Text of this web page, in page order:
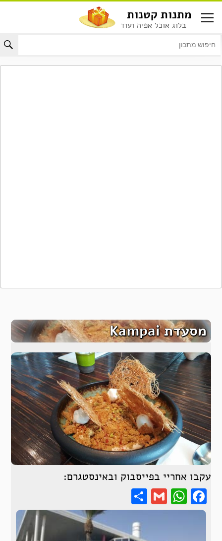
לתוכן
מתנות קטנות
בלוג אוכל אפיה ועוד
מסעדת Kampai
עקבו אחריי בפייסבוק ובאינסטגרם:
Facebook
WhatsApp
Gmail